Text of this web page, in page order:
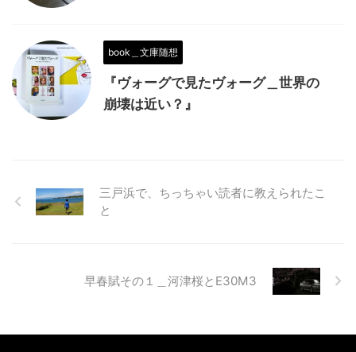
book＿文庫随想
『ヴォーグで見たヴォーグ＿世界の
崩壊は近い？』
三戸浜で、ちっちゃい読者に教えられたこ
と
早春賦その１＿河津桜とE30M3